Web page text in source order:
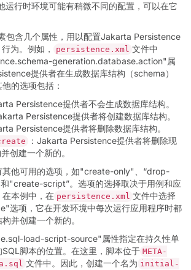
运行时环境可能有稍微不同的配置，可以在它
包含几个属性，用以配置Jakarta Persistence
为。例如，
persistence.xml 文件中
generation.database.action"属
提供者在生成数据库结构（schema）
的选项包括：
Persistence提供者不会生成数据库结构。
Persistence提供者将创建数据库结构。
Persistence提供者将删除数据库结构。
：Jakarta Persistence提供者将删除现
创建一个新的。
其他可用的选项，如"create-only"、“drop-
"create-script”。选项的选择取决于用例和应
在本例中，在 persistence.xml 文件中选择
选项，它在开发环境中每次运行应用程序时都
并创建一个新的。
load-script-source"属性指定在持久性单
脚本的位置。在这里，脚本位于 META-
文件中。因此，创建一个名为 initial-